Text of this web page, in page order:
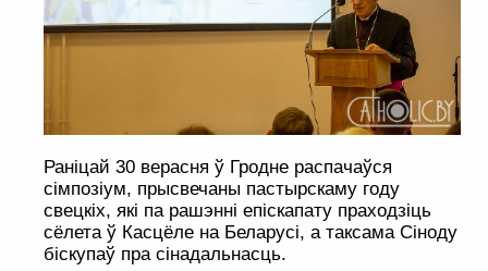
Раніцай 30 верасня ў Гродне распачаўся
сімпозіум, прысвечаны пастырскаму году
свецкіх, які па рашэнні епіскапату праходзіць
сёлета ў Касцёле на Беларусі, а таксама Сіноду
біскупаў пра сінадальнасць.